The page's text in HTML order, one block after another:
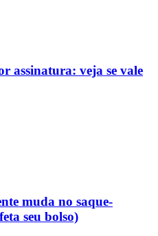
assinatura: veja se vale
muda no saque-
seu bolso)